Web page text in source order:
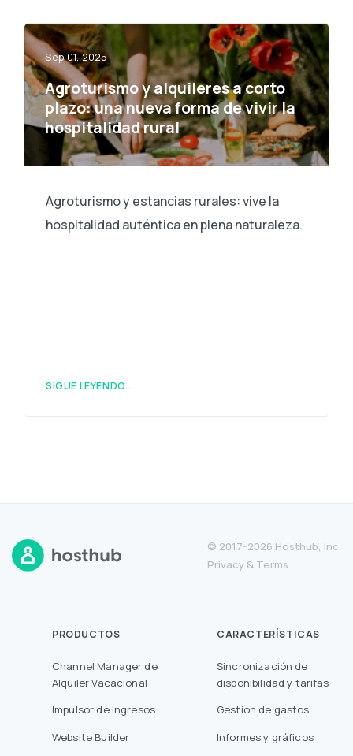
Sep 01, 2025
Agroturismo y alquileres a corto
plazo: una nueva forma de vivir la
hospitalidad rural
Agroturismo y estancias rurales: vive la
hospitalidad auténtica en plena naturaleza.
SIGUE LEYENDO...
© 2017-2026 Hosthub, Inc.
Privacy & Terms
PRODUCTOS
Channel Manager de
Alquiler Vacacional
Impulsor de ingresos
Website Builder
CARACTERÍSTICAS
Sincronización de
disponibilidad y tarifas
Gestión de gastos
Informes y gráficos